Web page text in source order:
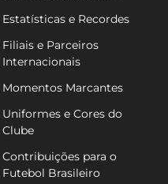
Estatísticas e Recordes
Filiais e Parceiros
Internacionais
Momentos Marcantes
Uniformes e Cores do
Clube
Contribuições para o
Futebol Brasileiro